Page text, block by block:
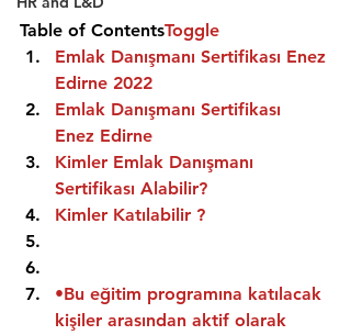
Table of ContentsToggle
Emlak Danışmanı Sertifikası Enez
Edirne 2022
Emlak Danışmanı Sertifikası
Enez Edirne
Kimler Emlak Danışmanı
Sertifikası Alabilir?
Kimler Katılabilir ?
•Bu eğitim programına katılacak
kişiler arasından aktif olarak